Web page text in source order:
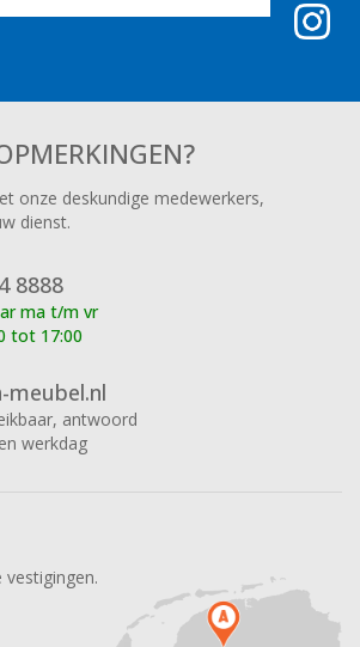
onze deskundige medewerkers,
dienst.
8888
ma t/m vr
tot 17:00
meubel.nl
antwoord
werkdag
vestigingen.